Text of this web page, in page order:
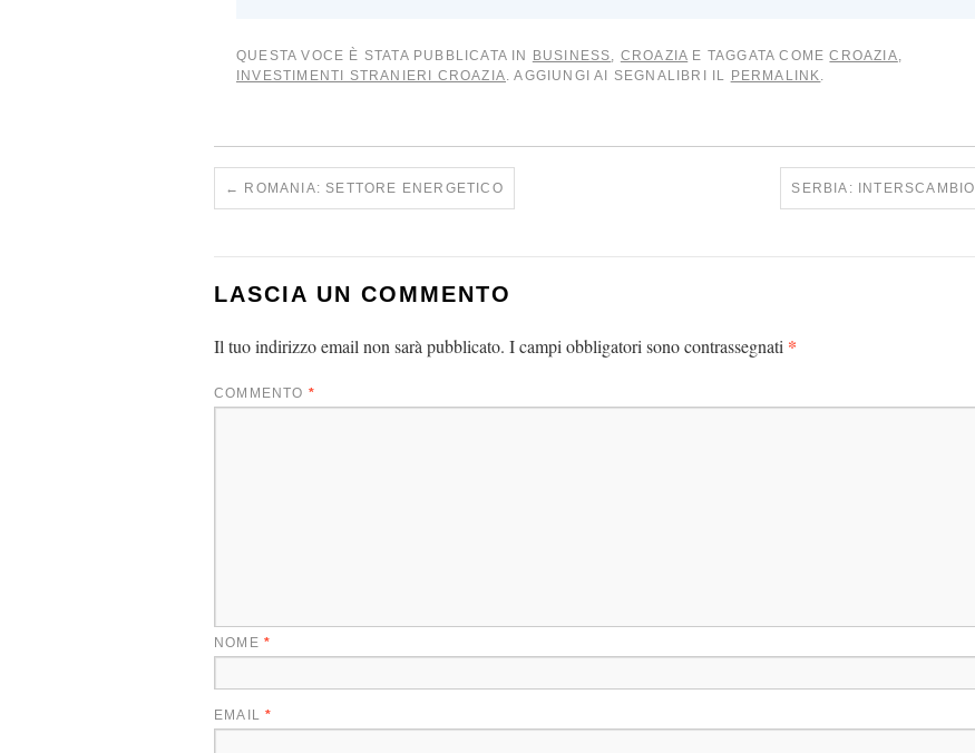
QUESTA VOCE È STATA PUBBLICATA IN BUSINESS, CROAZIA E TAGGATA COMECROAZIA,
INVESTIMENTI STRANIERI CROAZIA. AGGIUNGI AI SEGNALIBRI IL PERMALINK.
← ROMANIA: SETTORE ENERGETICO SERBIA: INTERSCAMBIO
LASCIA UN COMMENTO
Il tuo indirizzo email non sarà pubblicato. I campi obbligatori sono contrassegnati *
COMMENTO *
NOME *
EMAIL*